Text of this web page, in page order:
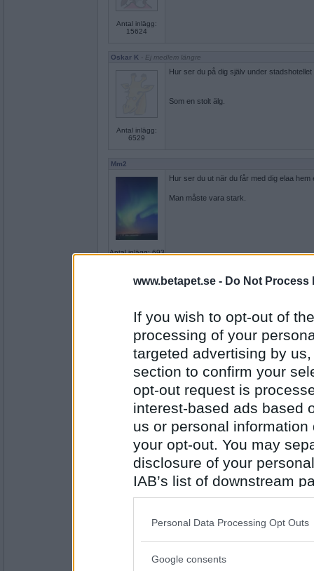
www.betapet.se - Do Not Process
If you wish to opt-out of
processing of your
targeted advertising by
section to confirm your
opt-out request is
interest-based ads based
us or personal
your opt-out. You may
disclosure of your
IAB’s list of downstream
also be disclosed by us
Downstream Participants
Please note that this
Personal Data Processing Opt Outs
Google consents
Antal inlägg:
15624
Oskar K - Ej medlem längre
Antal inlägg:
6529
Hur ser du på dig själv under
Som en stolt älg.
Mm2
Antal inlägg: 693
Hur ser du ut när du får med dig elaa
Man måste vara stark.
BetaBAM
Antal inlägg:
Citronfromage
Antal inlägg:
15624
Vad bjuder du på för att imponera ?
Politiskt var det bra beslut
Ja man upphör aldrig att förvånas